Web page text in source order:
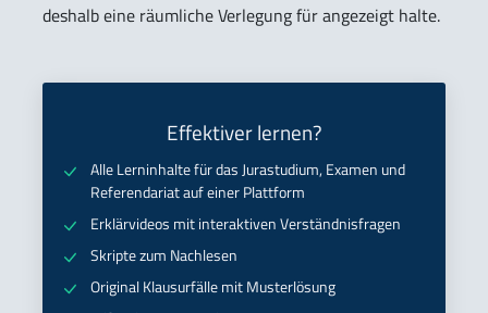
deshalb eine räumliche Verlegung für angezeigt halte.
Effektiver lernen?
Alle Lerninhalte für das Jurastudium, Examen und
Referendariat auf einer Plattform
Erklärvideos mit interaktiven Verständnisfragen
Skripte zum Nachlesen
Original Klausurfälle mit Musterlösung